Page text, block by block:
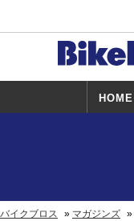
HOME
バイクブロス マガジンズ